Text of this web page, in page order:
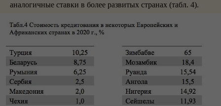
аналогичные ставки в более развитых странах (табл. 4).